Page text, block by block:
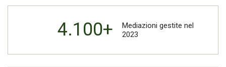
4.100+
Mediazioni gestite nel
2023